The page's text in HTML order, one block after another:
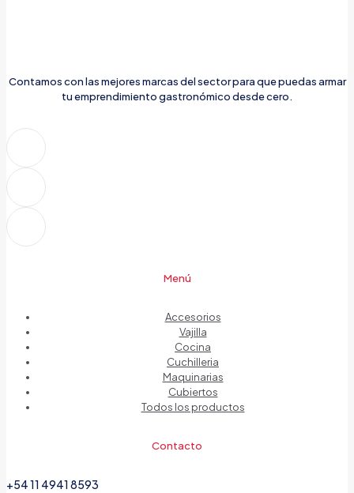
Contamos con las mejores marcas del sector para que puedas armar
tu emprendimiento gastronómico desde cero.
Menú
Accesorios
Vajilla
Cocina
Cuchilleria
Maquinarias
Cubiertos
Todos los productos
Contacto
+54 11 4941 8593